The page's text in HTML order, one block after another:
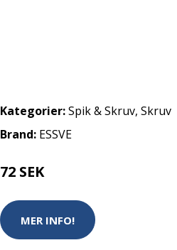
Kategorier:Spik & Skruv, Skruv
Brand: ESSVE
72 SEK
MER INFO!